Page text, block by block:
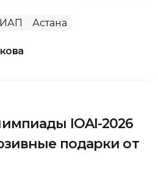
Астана
IOAI-2026
подарки от